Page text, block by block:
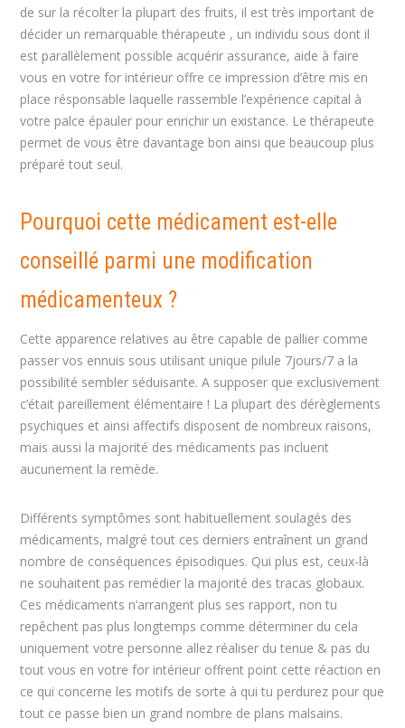
de sur la récolter la plupart des fruits, il est très important de
décider un remarquable thérapeute , un individu sous dont il
est parallèlement possible acquérir assurance, aide à faire
vous en votre for intérieur offre ce impression d’être mis en
place résponsable laquelle rassemble l’expérience capital à
votre palce épauler pour enrichir un existance. Le thérapeute
permet de vous être davantage bon ainsi que beaucoup plus
préparé tout seul.
Pourquoi cette médicament est-elle
conseillé parmi une modification
médicamenteux ?
Cette apparence relatives au être capable de pallier comme
passer vos ennuis sous utilisant unique pilule 7jours/7 a la
possibilité sembler séduisante. A supposer que exclusivement
c’était pareillement élémentaire ! La plupart des dérèglements
psychiques et ainsi affectifs disposent de nombreux raisons,
mais aussi la majorité des médicaments pas incluent
aucunement la remède.
Différents symptômes sont habituellement soulagés des
médicaments, malgré tout ces derniers entraînent un grand
nombre de conséquences épisodiques. Qui plus est, ceux-là
ne souhaitent pas remédier la majorité des tracas globaux.
Ces médicaments n’arrangent plus ses rapport, non tu
repêchent pas plus longtemps comme déterminer du cela
uniquement votre personne allez réaliser du tenue & pas du
tout vous en votre for intérieur offrent point cette réaction en
ce qui concerne les motifs de sorte à qui tu perdurez pour que
tout ce passe bien un grand nombre de plans malsains.